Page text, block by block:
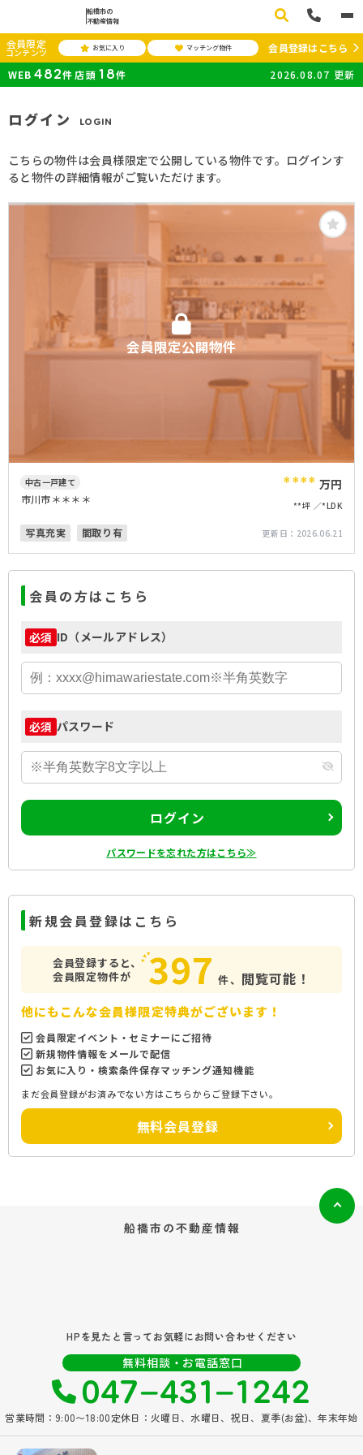
船橋市の
不動産情報
会員限定
コンテンツ お気に入り マッチング物件
会員登録はこちら
WEB 482件 店頭 18件 2026.08.07 更新
ログイン LOGIN
こちらの物件は会員様限定で公開している物件です。ログインす
ると物件の詳細情報がご覧いただけます。
会員限定公開物件
中古一戸建て
市川市＊＊＊＊ **** 万円
**坪 *LDK
写真充実 間取り有 更新日： 2026.06.21
会員の方はこちら
必須 ID（メールアドレス）
必須 パスワード
ログイン
パスワードを忘れた方はこちら≫
新規会員登録はこちら
会員登録すると、
会員限定物件が
397 件、 閲覧可能！
他にもこんな会員様限定特典がございます！
会員限定イベント・セミナーにご招待
新規物件情報をメールで配信
お気に入り・検索条件保存マッチング通知機能
まだ会員登録がお済みでない方はこちらからご登録下さい。
無料会員登録
船橋市の不動産情報
HPを見たと言ってお気軽にお問い合わせください
無料相談・お電話窓口
047‐431‐1242
営業時間：9:00〜18:00定休日：火曜日、水曜日、祝日、夏季(お盆)、年末年始